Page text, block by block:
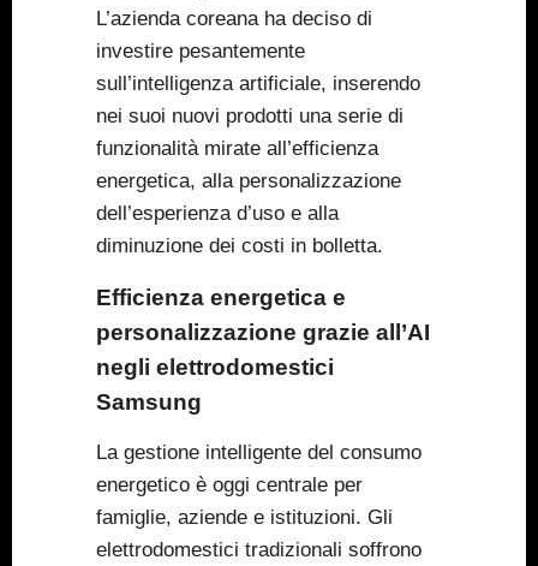
L’azienda coreana ha deciso di
investire pesantemente
sull’intelligenza artificiale, inserendo
nei suoi nuovi prodotti una serie di
funzionalità mirate all’efficienza
energetica, alla personalizzazione
dell’esperienza d’uso e alla
diminuzione dei costi in bolletta.
Efficienza energetica e
personalizzazione grazie all’AI
negli elettrodomestici
Samsung
La gestione intelligente del consumo
energetico è oggi centrale per
famiglie, aziende e istituzioni. Gli
elettrodomestici tradizionali soffrono